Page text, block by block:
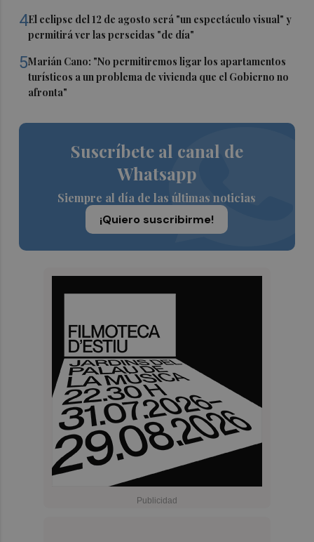
4El eclipse del 12 de agosto será "un espectáculo visual" y
permitirá ver las perseidas "de día"
5Marián Cano: "No permitiremos ligar los apartamentos
turísticos a un problema de vivienda que el Gobierno no
afronta"
Suscríbete al canal de
Whatsapp
Siempre al día de las últimas noticias
¡Quiero suscribirme!